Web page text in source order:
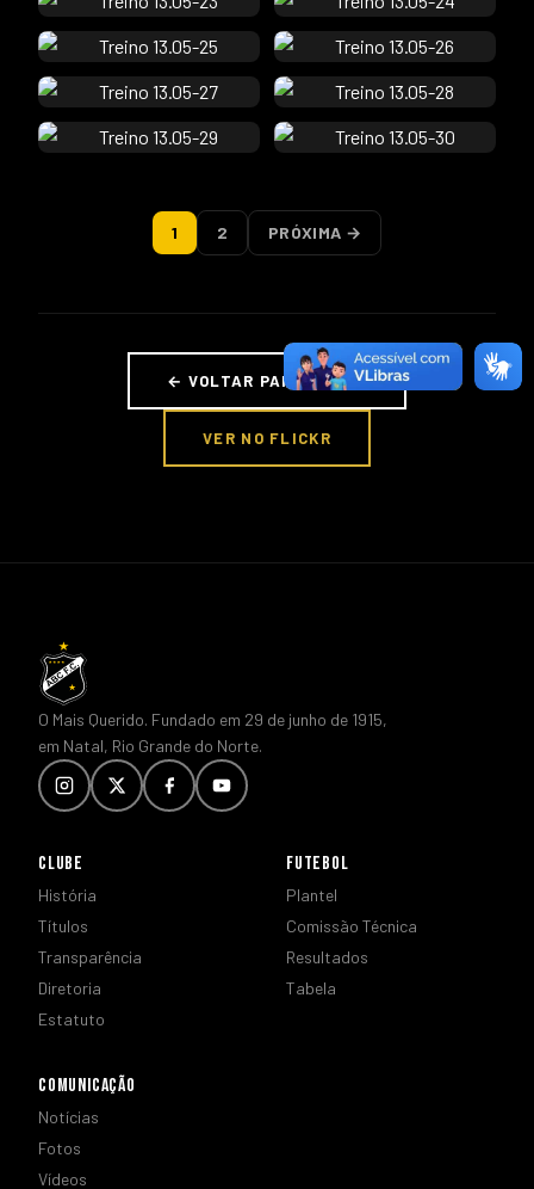
1 2 PRÓXIMA →
← VOLTAR PARA FOTOS
VER NO FLICKR
O Mais Querido. Fundado em 29 de junho de 1915,
em Natal, Rio Grande do Norte.
CLUBE
História
Títulos
Transparência
Diretoria
Estatuto
FUTEBOL
Plantel
Comissão Técnica
Resultados
Tabela
COMUNICAÇÃO
Notícias
Fotos
Vídeos